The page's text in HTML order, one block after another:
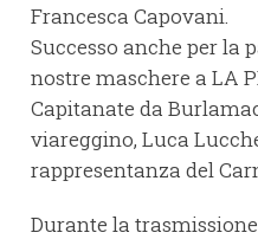
Francesca Capovani.
Successo anche per la
nostre maschere a LA
Capitanate da
viareggino, Luca
rappresentanza del
Durante la